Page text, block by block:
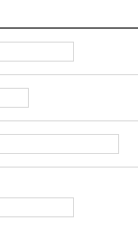
방침을
할 것입니
년 OO